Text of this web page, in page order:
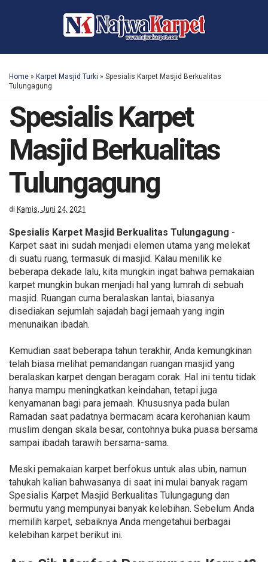
Home » Karpet Masjid Turki » Spesialis Karpet Masjid Berkualitas
Tulungagung
Spesialis Karpet
Masjid Berkualitas
Tulungagung
di Kamis, Juni 24, 2021
Spesialis Karpet Masjid Berkualitas Tulungagung -
Karpet saat ini sudah menjadi elemen utama yang melekat
di suatu ruang, termasuk di masjid. Kalau menilik ke
beberapa dekade lalu, kita mungkin ingat bahwa pemakaian
karpet mungkin bukan menjadi hal yang lumrah di sebuah
masjid. Ruangan cuma beralaskan lantai, biasanya
disediakan sejumlah sajadah bagi jemaah yang ingin
menunaikan ibadah.
Kemudian saat beberapa tahun terakhir, Anda kemungkinan
telah biasa melihat pemandangan ruangan masjid yang
beralaskan karpet dengan beragam corak. Hal ini tentu tidak
hanya mampu meningkatkan keindahan, tetapi juga
kenyamanan bagi para jemaah. Khususnya pada bulan
Ramadan saat padatnya bermacam acara kerohanian kaum
muslim dengan skala besar, contohnya buka puasa bersama
sampai ibadah tarawih bersama-sama.
Meski pemakaian karpet berfokus untuk alas ubin, namun
tahukah kalian bahwasanya di saat ini mulai banyak ragam
Spesialis Karpet Masjid Berkualitas Tulungagung dan
bermutu yang mempunyai banyak kelebihan. Sebelum Anda
memilih karpet, sebaiknya Anda mengetahui berbagai
kelebihan karpet berikut ini.